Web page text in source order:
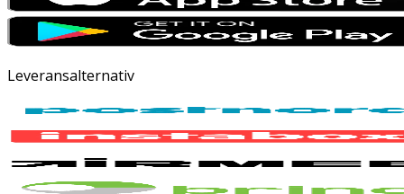
Leveransalternativ